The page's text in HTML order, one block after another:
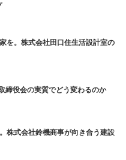
を。株式会社田口住生活設計室の
締役会の実質でどう変わるのか
株式会社鈴機商事が向き合う建設